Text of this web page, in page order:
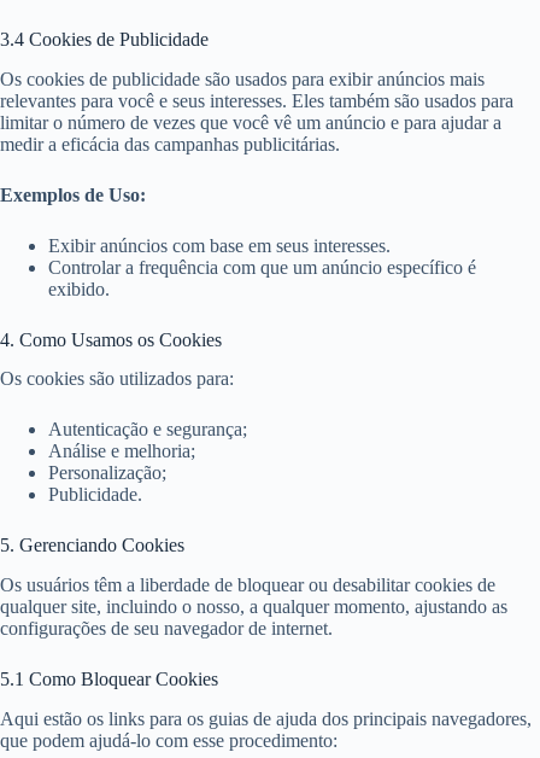
3.4 Cookies de Publicidade
Os cookies de publicidade são usados para exibir anúncios mais
relevantes para você e seus interesses. Eles também são usados para
limitar o número de vezes que você vê um anúncio e para ajudar a
medir a eficácia das campanhas publicitárias.
Exemplos de Uso:
Exibir anúncios com base em seus interesses.
Controlar a frequência com que um anúncio específico é
exibido.
4. Como Usamos os Cookies
Os cookies são utilizados para:
Autenticação e segurança;
Análise e melhoria;
Personalização;
Publicidade.
5. Gerenciando Cookies
Os usuários têm a liberdade de bloquear ou desabilitar cookies de
qualquer site, incluindo o nosso, a qualquer momento, ajustando as
configurações de seu navegador de internet.
5.1 Como Bloquear Cookies
Aqui estão os links para os guias de ajuda dos principais navegadores,
que podem ajudá-lo com esse procedimento: